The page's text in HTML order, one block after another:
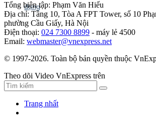
Tổng biên tập: Phạm Văn Hiếu
Địa chỉ: Tầng 10, Tòa A FPT Tower, số 10
phường Cầu Giấy, Hà Nội
Điện thoại: 024 7300 8899 - máy lẻ 4500
Email: webmaster@vnexpress.net
© 1997-2026. Toàn bộ bản quyền thuộc
Theo dõi Video VnExpress trên
Trang nhất